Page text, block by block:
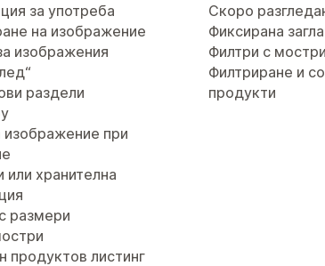
за употреба
на изображение
изображения
раздели
изображение при
или хранителна
размери
продуктов листинг
Скоро
Фиксирана
Филтри с мостри
Филтриране и
продукти